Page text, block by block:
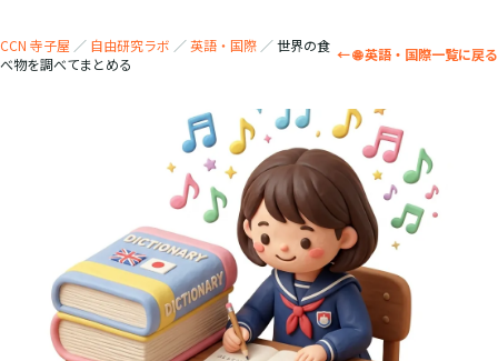
CCN 寺子屋 ／ 自由研究ラボ ／英語・国際 ／世界の食
べ物を調べてまとめる
← 🌐 英語・国際一覧に戻る